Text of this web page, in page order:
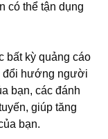
có thể tận dụng
bất kỳ quảng cáo
đổi hướng người
bạn, các đánh
giúp tăng
bạn.